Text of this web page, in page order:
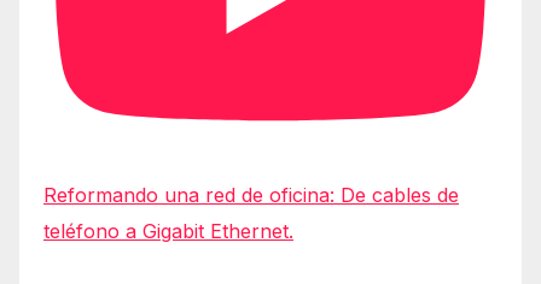
Reformando una red de oficina: De cables de
teléfono a Gigabit Ethernet.